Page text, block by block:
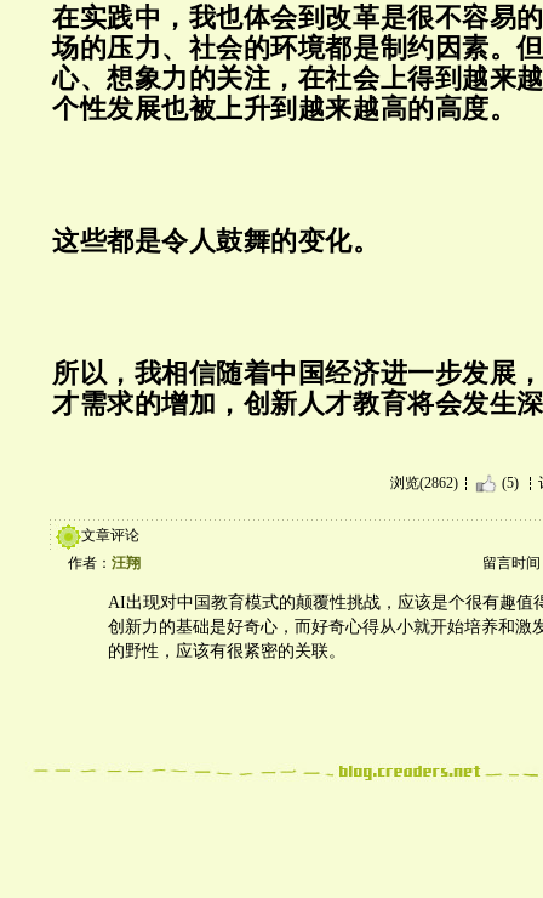
在实践中，我也体会到改革是很不容易
场的压力、社会的环境都是制约因素。
心、想象力的关注，在社会上得到越来
个性发展也被上升到越来越高的高度。
这些都是令人鼓舞的变化。
所以，我相信随着中国经济进一步发展
才需求的增加，创新人才教育将会发生
浏览(2862) (5)
文章评论
作者： 汪翔 留言时间
AI出现对中国教育模式的颠覆性挑战，应该是个很有趣值
创新力的基础是好奇心，而好奇心得从小就开始培养和激
的野性，应该有很紧密的关联。